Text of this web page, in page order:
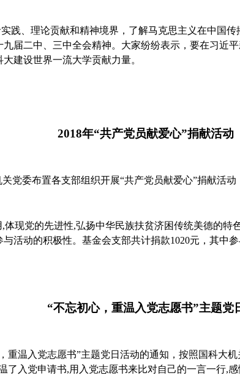
践、理论贡献和精神境界，了解马克思主义在中国
届二中、三中全会精神。大家纷纷表示，要在习近
建设世界一流大学贡献力量。
2018年“共产党员献爱心”捐献活动
党委布置各支部组织开展“共产党员献爱心”捐献活动
,体现党的先进性,弘扬中华民族扶贫济困传统美德的特
活动的积极性。基金会支部共计捐款1020元，其中
“不忘初心，重温入党志愿书”主题党
温入党志愿书”主题党日活动的通知，按照国科大机
了入党申请书,用入党志愿书来比对自己的一言一行,感